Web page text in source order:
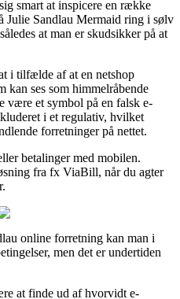
smart at inspicere en række
Julie Sandlau Mermaid ring i sølv
at man er skudsikker på at
i tilfælde af at en netshop
kan ses som himmelråbende
være et symbol på en falsk e-
i et regulativ, hvilket
forretninger på nettet.
betalinger med mobilen.
fra fx ViaBill, når du agter
online forretning kan man i
men det er undertiden
at finde ud af hvorvidt e-